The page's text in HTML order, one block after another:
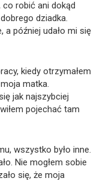
co robić ani dokąd
dziadka.
a później udało mi się
kiedy otrzymałem
matka.
jak najszybciej
pojechać tam
wszystko było inne.
Nie mogłem sobie
się, że moja